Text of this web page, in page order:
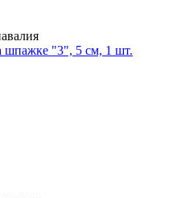
шпажке "3", 5 см, 1 шт.